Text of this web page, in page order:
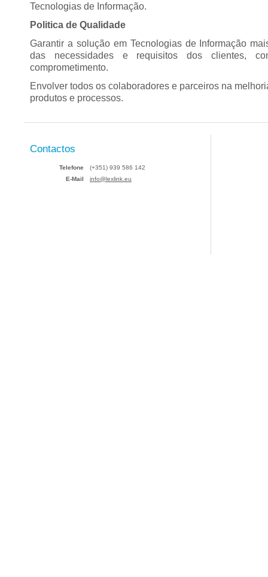
Tecnologias de Informação.
Politica de Qualidade
Garantir a solução em Tecnologias de Informação
das necessidades e requisitos dos clientes,
comprometimento.
Envolver todos os colaboradores e parceiros na
produtos e processos.
Contactos
Telefone
E-Mail
(+351) 939 586 142
info@lexlink.eu